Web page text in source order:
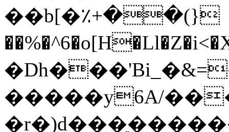
��b[�٪+��(}
�����y6A/